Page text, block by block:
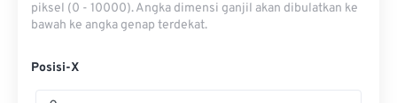
piksel (0 - 10000). Angka dimensi ganjil akan dibulatkan ke
bawah ke angka genap terdekat.
Posisi-X